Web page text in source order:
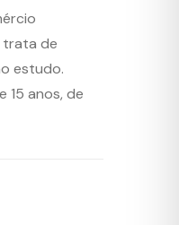
trata de
estudo.
15 anos, de